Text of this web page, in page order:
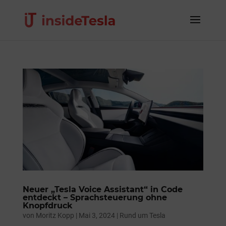
Neuer „Tesla Voice Assistant“ in Code
entdeckt – Sprachsteuerung ohne
Knopfdruck
von Moritz Kopp | Mai 3, 2024| Rund um Tesla